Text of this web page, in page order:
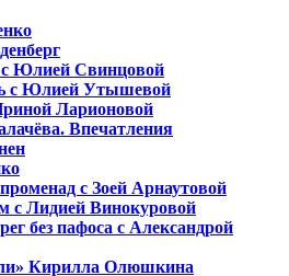
с Юлией Свинцовой
с Юлией Утышевой
Ларионовой
Впечатления
с Зоей Арнаутовой
с Лидией Винокуровой
без пафоса с Александрой
Кирилла Олюшкина